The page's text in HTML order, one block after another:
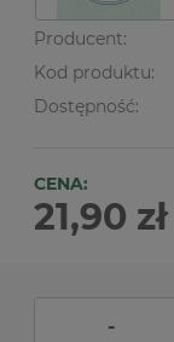
Producent:
Kod produktu:
Dostępność:
CENA:
21,90 zł
-